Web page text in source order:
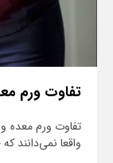
تفاوت ورم
تفاوت ورم معده
واقعا نمی‌دانند